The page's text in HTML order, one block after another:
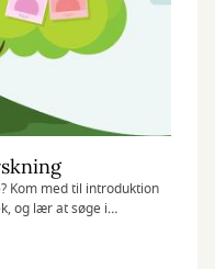
Kom med til introduktion
og lær at søge i
i gang med dit